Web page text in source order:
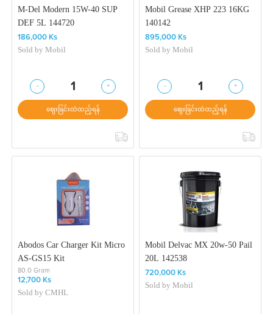
M-Del Modern 15W-40 SUP
DEF 5L 144720
186,000 Ks
Sold byMobil
- 1
+
ဈေးခြင်းထဲထည့်ရန်
Mobil Grease XHP 223 16KG
140142
895,000 Ks
Sold byMobil
- 1
+
ဈေးခြင်းထဲထည့်ရန်
Abodos Car Charger Kit Micro
AS-GS15 Kit
80.0 Gram
12,700 Ks
Sold byCMHL
Mobil Delvac MX 20w-50 Pail
20L 142538
720,000 Ks
Sold byMobil